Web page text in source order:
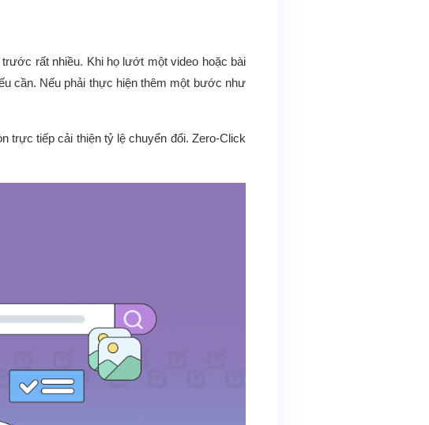
rất nhiều. Khi họ lướt một video hoặc bài
cần. Nếu phải thực hiện thêm một bước như
trực tiếp cải thiện tỷ lệ chuyển đổi. Zero-Click